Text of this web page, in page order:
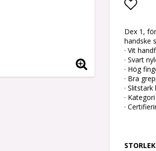
Dex 1,
handske
· Vit
· Svart
· Hög
· Bra
·
·
·
STORLEK